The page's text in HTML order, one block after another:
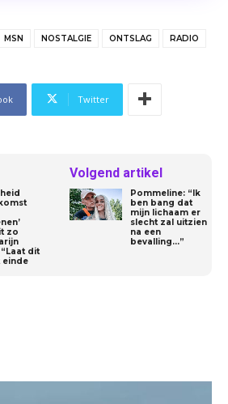
MSN NOSTALGIE ONTSLAG RADIO
Twitter
zo
dit
einde
Volgend artikel
Pommeline: “Ik
ben bang dat
mijn lichaam er
slecht zal uitzien
na een
bevalling…”